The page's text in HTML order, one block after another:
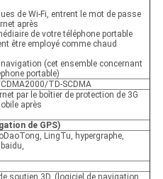
de Wi-Fi, entrent le mot de passe
après
de votre téléphone portable
être employé comme chaud
(cet ensemble concernant
portable)
TD-SCDMA
par le boîtier de protection de 3G
après
de GPS)
LingTu, hypergraphe,
soutien 3D, (logiciel de navigation